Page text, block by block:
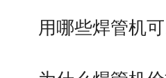
用哪些焊管机